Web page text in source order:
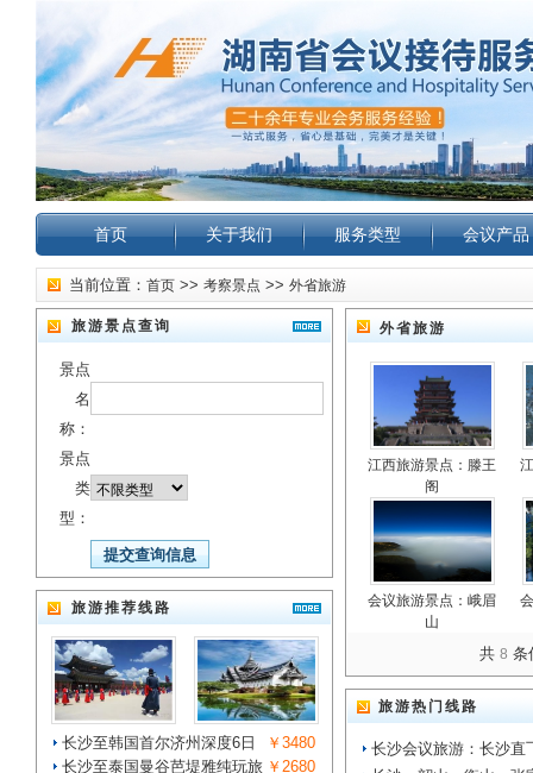
首页 关于我们 服务类型 会议产品
当前位置： 首页 >> 考察景点 >> 外省旅游
旅游景点查询
景点
名
称：
景点
类
型：
旅游推荐线路
长沙至韩国首尔济州深度6日
￥3480
长沙至泰国曼谷芭堤雅纯玩旅 ￥2680
外省旅游
江西旅游景点：滕王
阁
会议旅游景点：峨眉
山
共 8 条
旅游热门线路
长沙会议旅游：长沙直